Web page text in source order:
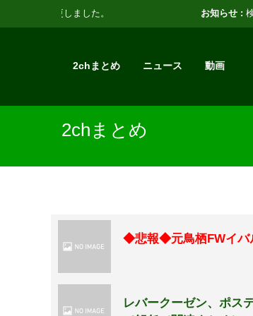
お知らせ : 検索機能を追加しました。
2chまとめ ニュース 動画
2chまとめ
◆悲報◆元鳥栖FWイバ
レバークーゼン、ポス